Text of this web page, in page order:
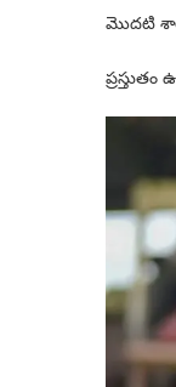
మొదటి
ప్రస్తుతం